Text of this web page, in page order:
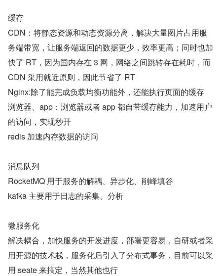
缓存
CDN：将静态资源和动态资源分离，解决大量图片占用服
务端带宽，让服务端返回的数据更少，效率更高；同时也加
快了 RT，因为国内存在 3 网，网络之间跳转存在耗时，而
CDN 采用就近原则，因此节省了 RT
Nginx:除了能完成负载均衡功能外，还能执行页面的缓存
浏览器、app：浏览器或者 app 都自带缓存能力，加速用户
的访问，实现秒开
redis 加速内存数据的访问
消息队列
RocketMQ 用于服务的解耦、异步化、削峰填谷
kafka 主要用于日志的采集、分析
微服务化
解决耦合，加快服务的开发进度，部署更容易，自研或者采
用开源的技术栈，服务化后引入了分布式事务，目前可以采
用 seate 来搞定，当然其他也行